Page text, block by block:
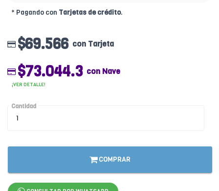
* Pagando con Tarjetas de crédito.
$69.566 con Tarjeta
$73.044.3 con Nave
¡VER DETALLE!
Cantidad
COMPRAR